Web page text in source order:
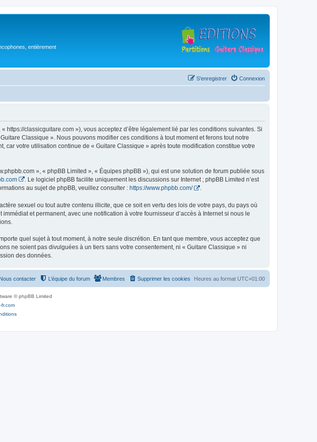
entièrement
Connexion
S’enregistrer
classicguitare.com »), vous acceptez d’être légalement lié par les conditions suivantes. Si
Classique ». Nous pouvons modifier ces conditions à tout moment et ferons tout notre
votre utilisation continue de « Guitare Classique » après toute modification constitue votre
», « phpBB Limited », « Équipes phpBB »), qui est une solution de forum publiée sous
. Le logiciel phpBB facilite uniquement les discussions sur Internet ; phpBB Limited n’est
au sujet de phpBB, veuillez consulter : https://www.phpbb.com/ .
sexuel ou tout autre contenu illicite, que ce soit en vertu des lois de votre pays, du pays où
et permanent, avec une notification à votre fournisseur d’accès à Internet si nous le
quel sujet à tout moment, à notre seule discrétion. En tant que membre, vous acceptez que
ne soient pas divulguées à un tiers sans votre consentement, ni « Guitare Classique » ni
des données.
Heures au format UTC+01:00
Supprimer les cookies
Membres
L’équipe du forum
Nous contacter
© phpBB Limited